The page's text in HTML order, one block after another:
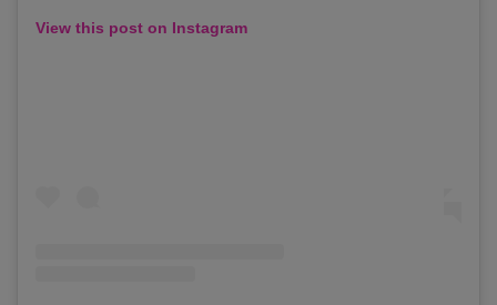
View this post on Instagram